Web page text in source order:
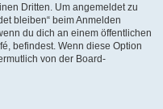
Dritten. Um angemeldet zu
bleiben“ beim Anmelden
du dich an einem öffentlichen
befindest. Wenn diese Option
von der Board-